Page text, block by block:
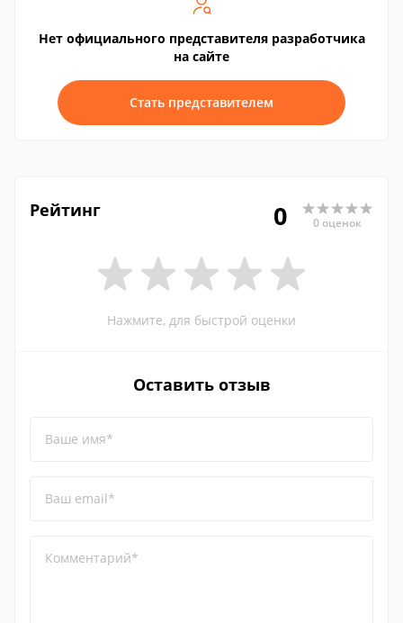
Нет официального представителя разработчика
на сайте
Стать представителем
Рейтинг 0 0 оценок
Нажмите, для быстрой оценки
Оставить отзыв
Ваше имя*
Ваш email*
Комментарий*